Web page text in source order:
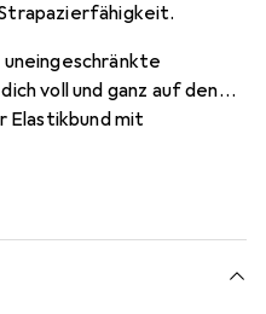
voll und ganz auf den
Elastikbund mit
Dank der
der Hose den